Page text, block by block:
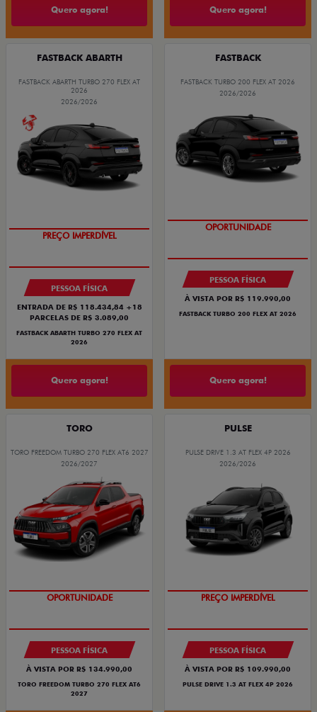
Quero agora! Quero agora!
FASTBACK ABARTH
FASTBACK ABARTH TURBO 270 FLEX AT
2026
2026/2026
PESSOA FÍSICA
ENTRADA DE R$ 118.434,84 +18
PARCELAS DE R$ 3.089,00
FASTBACK ABARTH TURBO 270 FLEX AT
2026
Quero agora!
FASTBACK
FASTBACK TURBO 200 FLEX AT 2026
2026/2026
OPORTUNIDADE
PESSOA FÍSICA
À VISTA POR R$ 119.990,00
FASTBACK TURBO 200 FLEX AT 2026
Quero agora!
TORO
TORO FREEDOM TURBO 270 FLEX AT6 2027
2026/2027
PESSOA FÍSICA
À VISTA POR R$ 134.990,00
TORO FREEDOM TURBO 270 FLEX AT6
2027
PULSE
PULSE DRIVE 1.3 AT FLEX 4P 2026
2026/2026
BARATO DO BRASIL
PESSOA FÍSICA
À VISTA POR R$ 109.990,00
PULSE DRIVE 1.3 AT FLEX 4P 2026